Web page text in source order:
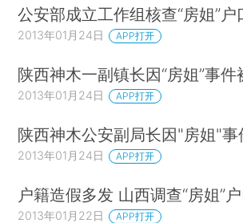
公安部成立工作组核查“房姐”户
2013年01月24日 APP打开
陕西神木一副镇长因“房姐”事件
2013年01月24日 APP打开
陕西神木公安副局长因"房姐"事
2013年01月24日 APP打开
户籍造假多发 山西调查“房姐”
2013年01月22日 APP打开